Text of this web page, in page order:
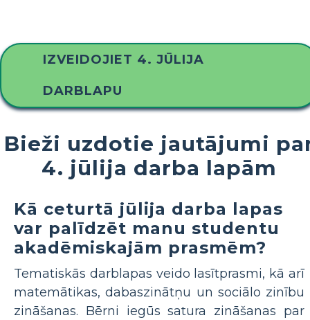
IZVEIDOJIET 4. JŪLIJA
DARBLAPU
Bieži uzdotie jautājumi
4. jūlija darba lapām
Kā ceturtā jūlija darba lapas
var palīdzēt manu studentu
akadēmiskajām prasmēm?
Tematiskās darblapas veido lasītprasmi, kā arī
matemātikas, dabaszinātņu un sociālo zinību
zināšanas. Bērni iegūs satura zināšanas par